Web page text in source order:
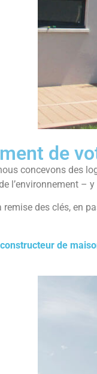
de
concevons des
l’environnement
remise des clés, en
constructeur de